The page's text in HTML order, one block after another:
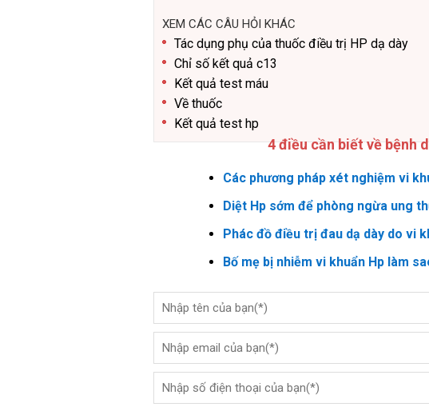
XEM CÁC CÂU HỎI KHÁC
Tác dụng phụ của thuốc điều trị HP dạ dày
Chỉ số kết quả c13
Kết quả test máu
Về thuốc
Kết quả test hp
4 điều cần biết về bệnh
Các phương pháp xét nghiệm vi
Diệt Hp sớm để phòng ngừa ung
Phác đồ điều trị đau dạ dày do vi
Bố mẹ bị nhiễm vi khuẩn Hp làm